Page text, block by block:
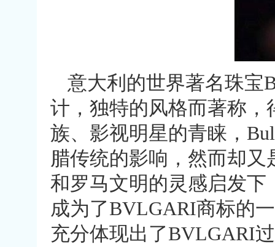
意大利的世界著名珠宝
计，独特的风格而著称
族、影视明星的青睐，
腊传统的影响，然而却
和罗马文明的灵感启发
成为了BVLGARI商标的
充分体现出了BVLGARI